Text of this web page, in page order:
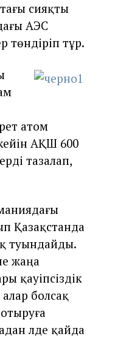
сияқты
АЭС
төндіріп тұр.
атом
АҚШ 600
тазалап,
Қазақстанда
туындайды.
жаңа
қауіпсіздік
болсақ
әлде қайда